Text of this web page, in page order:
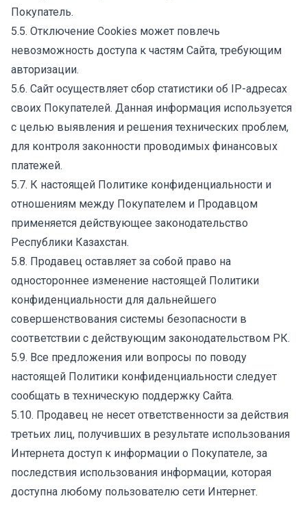
Покупатель.
5.5. Отключение Сookies может повлечь
невозможность доступа к частям Сайта, требующим
авторизации.
5.6. Сайт осуществляет сбор статистики об IP-адресах
своих Покупателей. Данная информация используется
с целью выявления и решения технических проблем,
для контроля законности проводимых финансовых
платежей.
5.7. К настоящей Политике конфиденциальности и
отношениям между Покупателем и Продавцом
применяется действующее законодательство
Республики Казахстан.
5.8. Продавец оставляет за собой право на
одностороннее изменение настоящей Политики
конфиденциальности для дальнейшего
совершенствования системы безопасности в
соответствии с действующим законодательством РК.
5.9. Все предложения или вопросы по поводу
настоящей Политики конфиденциальности следует
сообщать в техническую поддержку Сайта.
5.10. Продавец не несет ответственности за действия
третьих лиц, получивших в результате использования
Интернета доступ к информации о Покупателе, за
последствия использования информации, которая
доступна любому пользователю сети Интернет.